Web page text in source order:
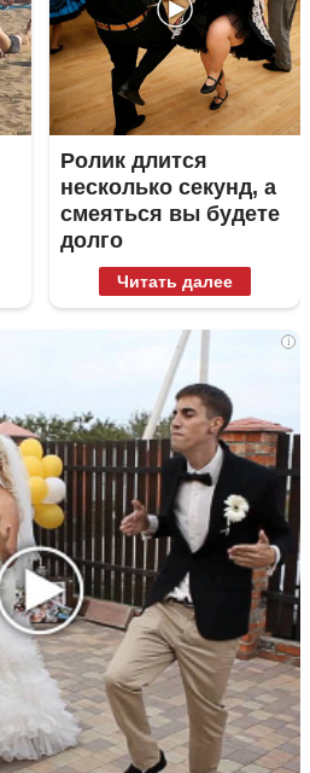
Ролик длится
несколько секунд, а
смеяться вы будете
долго
Читать далее
i